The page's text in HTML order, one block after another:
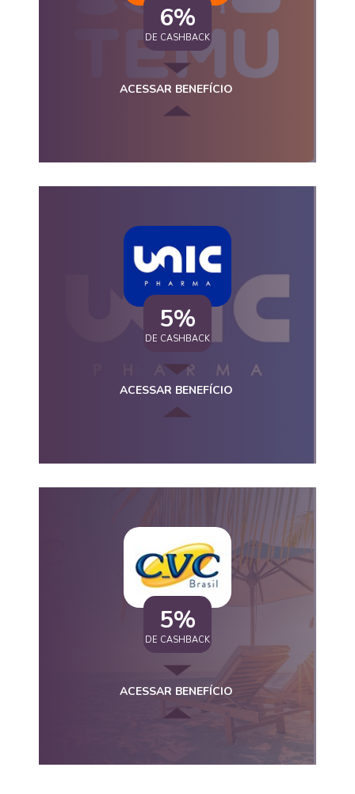
6%
DE CASHBACK
ACESSAR BENEFÍCIO
5%
DE CASHBACK
ACESSAR BENEFÍCIO
5%
DE CASHBACK
ACESSAR BENEFÍCIO